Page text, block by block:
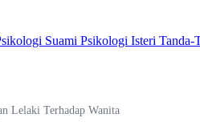
Suami Psikologi Isteri Tanda-
Lelaki Terhadap Wanita